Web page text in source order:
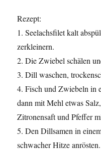
Rezept:
1. Seelachsfilet kalt
zerkleinern.
2. Die Zwiebel schälen
3. Dill waschen,
4. Fisch und Zwiebeln in
dann mit Mehl etwas
Zitronensaft und Pfeffer
5. Den Dillsamen in
schwacher Hitze anrösten.